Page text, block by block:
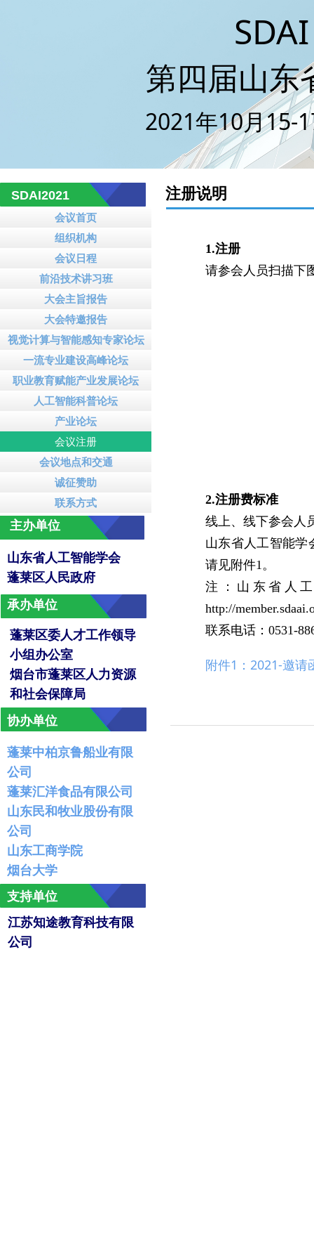
SDAI
第四届山东
第二届山东省人工
2021年10月15-
1.注册
请参会人员扫描下
会议首页
组织机构
会议日程
前沿技术讲习班
大会主旨报告
大会特邀报告
视觉计算与智能感知专家论坛
一流专业建设高峰论坛
职业教育赋能产业发展论坛
人工智能科普论坛
产业论坛
会议注册
会议地点和交通
诚征赞助
联系方式
注册说明
SDAI2021
主办单位
山东省人工智能学会
蓬莱区人民政府
承办单位
蓬莱区委人才工作领导
小组办公室
烟台市蓬莱区人力资源
和社会保障局
支持单位
蓬莱中柏京鲁船业有限
公司
蓬莱汇洋食品有限公司
山东民和牧业股份有限
公司
山东工商学院
烟台大学
协办单位
2.注册费标准
线上、线下参会人
山东省人工智能学
请见附件1。
注：山东省人
http://
联系电话：0531-
附件1：2021-邀
江苏知途教育科技有限
公司